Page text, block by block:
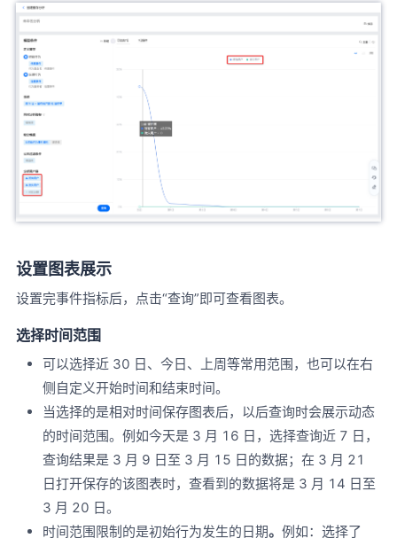
设置图表展示
设置完事件指标后，点击“查询”即可查看图表。
选择时间范围
可以选择近 30 日、今日、上周等常用范围，也可以在右
侧自定义开始时间和结束时间。
当选择的是相对时间保存图表后，以后查询时会展示动态
的时间范围。例如今天是 3 月 16 日，选择查询近 7 日，
查询结果是 3 月 9 日至 3 月 15 日的数据；在 3 月 21
日打开保存的该图表时，查看到的数据将是 3 月 14 日至
3 月 20 日。
时间范围限制的是初始行为发生的日期。 例如：选择了